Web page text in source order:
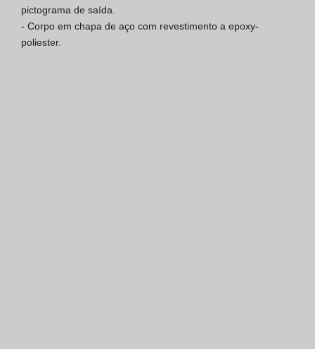
Logo Pack
pictograma de saída.
- Corpo em chapa de aço com revestimento a epoxy-
poliester.